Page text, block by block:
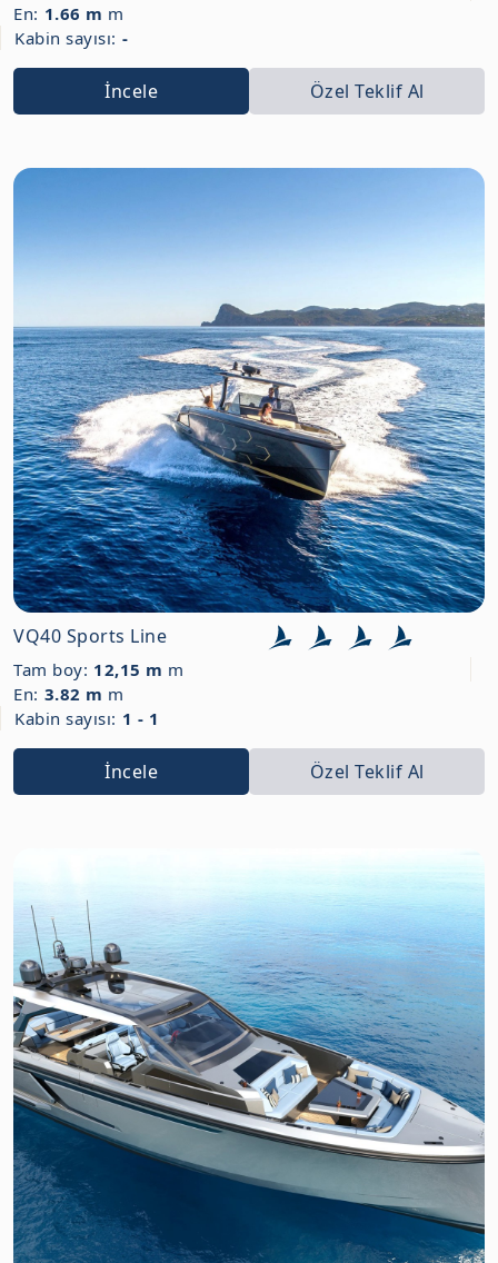
En: 1.66 m m
Kabin sayısı: -
İncele Özel Teklif Al
VQ40 Sports Line
Tam boy: 12,15 m m
En: 3.82 m m
Kabin sayısı: 1 - 1
İncele Özel Teklif Al